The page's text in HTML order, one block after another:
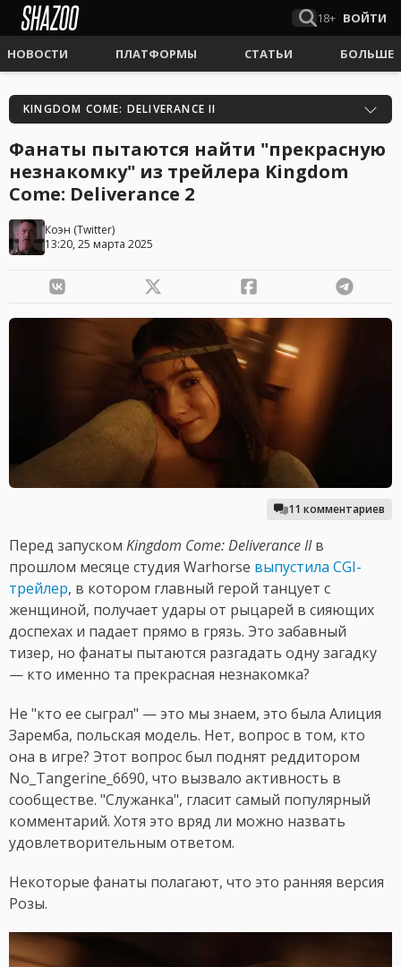
18+ ВОЙТИ
НОВОСТИ ПЛАТФОРМЫ СТАТЬИ БОЛЬШЕ
KINGDOM COME: DELIVERANCE II
Фанаты пытаются найти "прекрасную
незнакомку" из трейлера Kingdom
Come: Deliverance 2
Коэн (Twitter)
13:20, 25 марта 2025
11 комментариев
Перед запуском Kingdom Come: Deliverance IIв
прошлом месяце студия Warhorse выпустила CGI-
трейлер, в котором главный герой танцует с
женщиной, получает удары от рыцарей в сияющих
доспехах и падает прямо в грязь. Это забавный
тизер, но фанаты пытаются разгадать одну загадку
— кто именно та прекрасная незнакомка?
Не "кто ее сыграл" — это мы знаем, это была Алиция
Заремба, польская модель. Нет, вопрос в том, кто
она в игре? Этот вопрос был поднят реддитором
No_Tangerine_6690, что вызвало активность в
сообществе. "Служанка", гласит самый популярный
комментарий. Хотя это вряд ли можно назвать
удовлетворительным ответом.
Некоторые фанаты полагают, что это ранняя версия
Розы.